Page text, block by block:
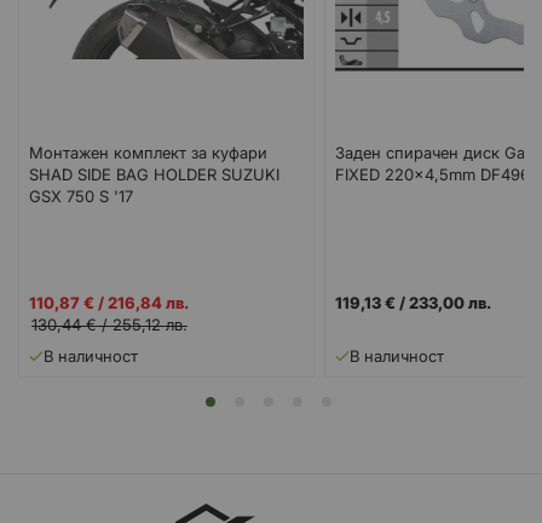
Монтажен комплект за куфари
SHAD SIDE BAG HOLDER SUZUKI
GSX 750 S '17
Промо
цена
110,87 € /216,84 лв.
130,44 €/255,12 лв.
В наличност
Заден спирачен диск
FIXED 220x4,5mm
119,13 € /233,00 лв.
В наличност